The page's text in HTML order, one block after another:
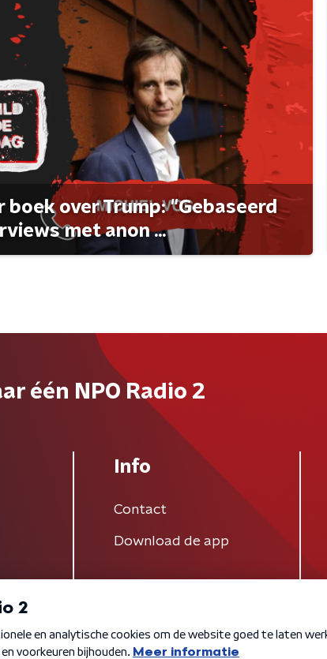
boek over Trump: "Gebaseerd
met anon ...
één NPO Radio 2
Info
Contact
Download de app